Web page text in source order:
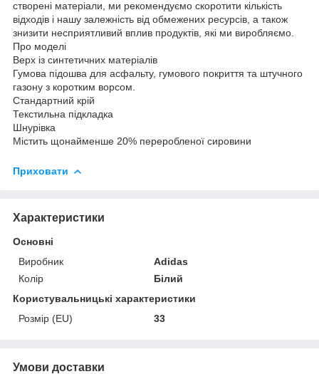
створені матеріали, ми рекомендуємо скоротити кількість
відходів і нашу залежність від обмежених ресурсів, а також
знизити несприятливий вплив продуктів, які ми виробляємо.
Про моделі
Верх із синтетичних матеріалів
Гумова підошва для асфальту, гумового покриття та штучного
газону з коротким ворсом.
Стандартний крій
Текстильна підкладка
Шнурівка
Містить щонайменше 20% переробленої сировини
Приховати
Характеристики
Основні
Виробник
Adidas
Колір
Білий
Користувальницькі характеристики
Розмір (EU)
33
Умови доставки